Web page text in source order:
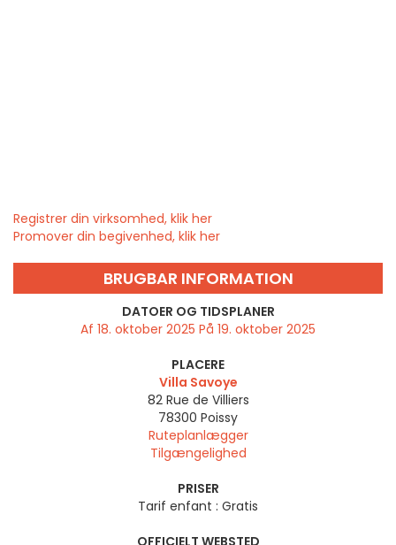
Registrer din virksomhed, klik her
Promover din begivenhed, klik her
BRUGBAR INFORMATION
DATOER OG TIDSPLANER
Af 18. oktober 2025 På 19. oktober 2025
PLACERE
Villa Savoye
82 Rue de Villiers
78300 Poissy
Ruteplanlægger
Tilgængelighed
PRISER
Tarif enfant : Gratis